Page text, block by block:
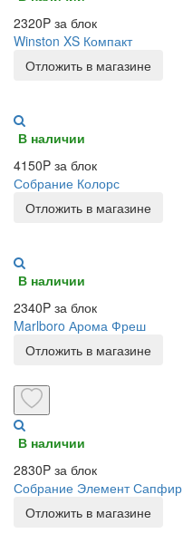
2320P за блок
Winston XS Компакт
Отложить в магазине
В наличии
4150P за блок
Собрание Колорс
Отложить в магазине
В наличии
2340P за блок
Marlboro Арома Фреш
Отложить в магазине
В наличии
2830P за блок
Собрание Элемент Сапфир
Отложить в магазине